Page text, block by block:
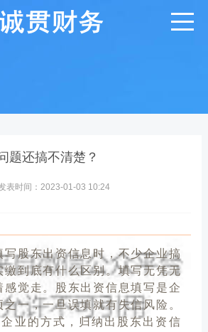
题还搞不清楚？
表时间：2023-01-03 10:24
写股东出资信息时，不少企业搞
缴到底有什么区别。填写无凭无
感觉走。股东出资信息填写是企
一，一旦误填就有失信风险。
业的方式，归纳出股东出资信